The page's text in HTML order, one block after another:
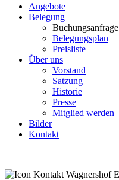
Angebote
Belegung
Buchungsanfrage
Belegungsplan
Preisliste
Über uns
Vorstand
Satzung
Historie
Presse
Mitglied werden
Bilder
Kontakt